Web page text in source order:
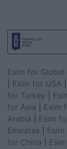
Esim for Global
Esim for USA
for Turkey
for Asia
Esim
Arabia
Esim
Emirates
for China